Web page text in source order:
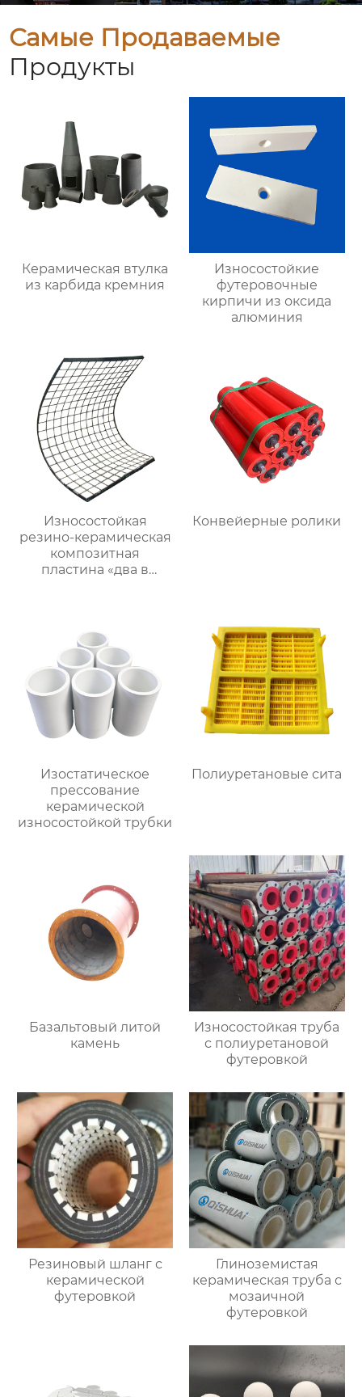
Самые Продаваемые
Продукты
Керамическая втулка
из карбида кремния
Износостойкие
футеровочные
кирпичи из оксида
алюминия
Износостойкая
резино-керамическая
композитная
пластина «два в
Конвейерные ролики
Изостатическое
прессование
керамической
износостойкой трубки
Полиуретановые сита
Базальтовый литой
камень
Износостойкая труба
с полиуретановой
футеровкой
Резиновый шланг с
керамической
футеровкой
Глиноземистая
керамическая труба с
мозаичной
футеровкой